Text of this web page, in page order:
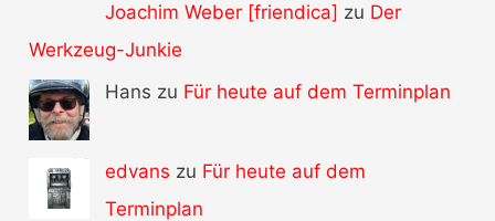
Joachim Weber [friendica] zu Der
Werkzeug-Junkie
Hans zu Für heute auf dem Terminplan
edvans zu Für heute auf dem
Terminplan